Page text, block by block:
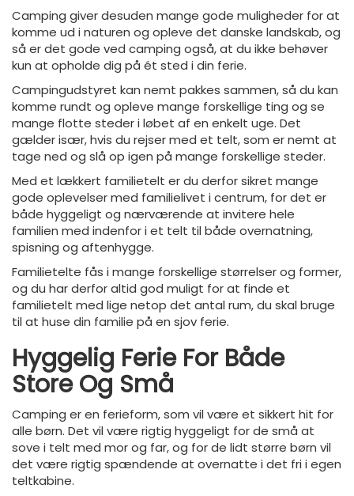
Camping giver desuden mange gode muligheder for at
komme ud i naturen og opleve det danske landskab, og
så er det gode ved camping også, at du ikke behøver
kun at opholde dig på ét sted i din ferie.
Campingudstyret kan nemt pakkes sammen, så du kan
komme rundt og opleve mange forskellige ting og se
mange flotte steder i løbet af en enkelt uge. Det
gælder især, hvis du rejser med et telt, som er nemt at
tage ned og slå op igen på mange forskellige steder.
Med et lækkert familietelt er du derfor sikret mange
gode oplevelser med familielivet i centrum, for det er
både hyggeligt og nærværende at invitere hele
familien med indenfor i et telt til både overnatning,
spisning og aftenhygge.
Familietelte fås i mange forskellige størrelser og former,
og du har derfor altid god muligt for at finde et
familietelt med lige netop det antal rum, du skal bruge
til at huse din familie på en sjov ferie.
Hyggelig Ferie For Både
Store Og Små
Camping er en ferieform, som vil være et sikkert hit for
alle børn. Det vil være rigtig hyggeligt for de små at
sove i telt med mor og far, og for de lidt større børn vil
det være rigtig spændende at overnatte i det fri i egen
teltkabine.